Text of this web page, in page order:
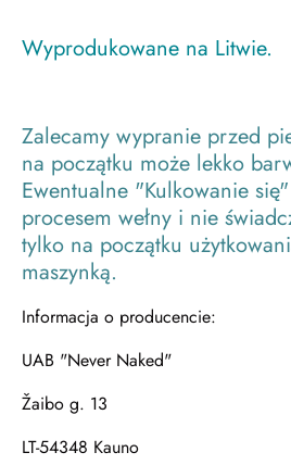
Wyprodukowane na Litwie.
Zalecamy wypranie przed
na początku może lekko
Ewentualne "Kulkowanie
procesem wełny i nie
tylko na początku
maszynką.
Informacja o producencie:
UAB "Never Naked"
Žaibo g. 13
LT-54348 Kauno